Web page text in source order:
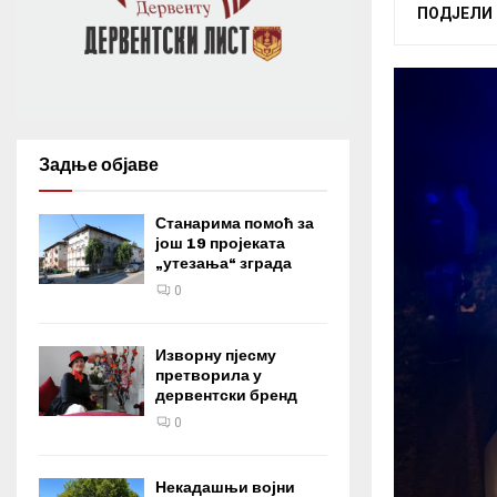
ПОДЈЕЛИ
Задње објаве
Станарима помоћ за
још 19 пројеката
„утезања“ зграда
0
Изворну пјесму
претворила у
дервентски бренд
0
Некадашњи војни